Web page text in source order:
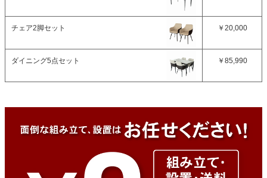
チェア2脚セット ￥20,000
ダイニング5点セット ￥85,990